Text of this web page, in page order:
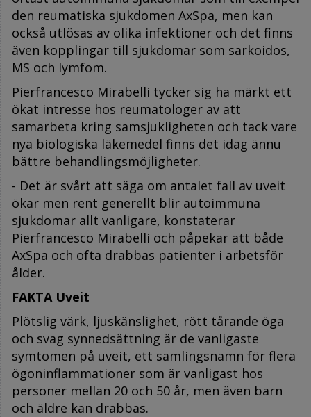
den reumatiska sjukdomen AxSpa, men kan
också utlösas av olika infektioner och det finns
även kopplingar till sjukdomar som sarkoidos,
MS och lymfom.
Pierfrancesco Mirabelli tycker sig ha märkt ett
ökat intresse hos reumatologer av att
samarbeta kring samsjukligheten och tack vare
nya biologiska läkemedel finns det idag ännu
bättre behandlingsmöjligheter.
- Det är svårt att säga om antalet fall av uveit
ökar men rent generellt blir autoimmuna
sjukdomar allt vanligare, konstaterar
Pierfrancesco Mirabelli och påpekar att både
AxSpa och ofta drabbas patienter i arbetsför
ålder.
FAKTA Uveit
Plötslig värk, ljuskänslighet, rött tårande öga
och svag synnedsättning är de vanligaste
symtomen på uveit, ett samlingsnamn för flera
ögoninflammationer som är vanligast hos
personer mellan 20 och 50 år, men även barn
och äldre kan drabbas.